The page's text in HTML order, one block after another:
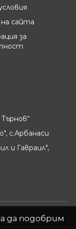
сайта
за
с.Арбанаси
и Гавраил",
да подобрим